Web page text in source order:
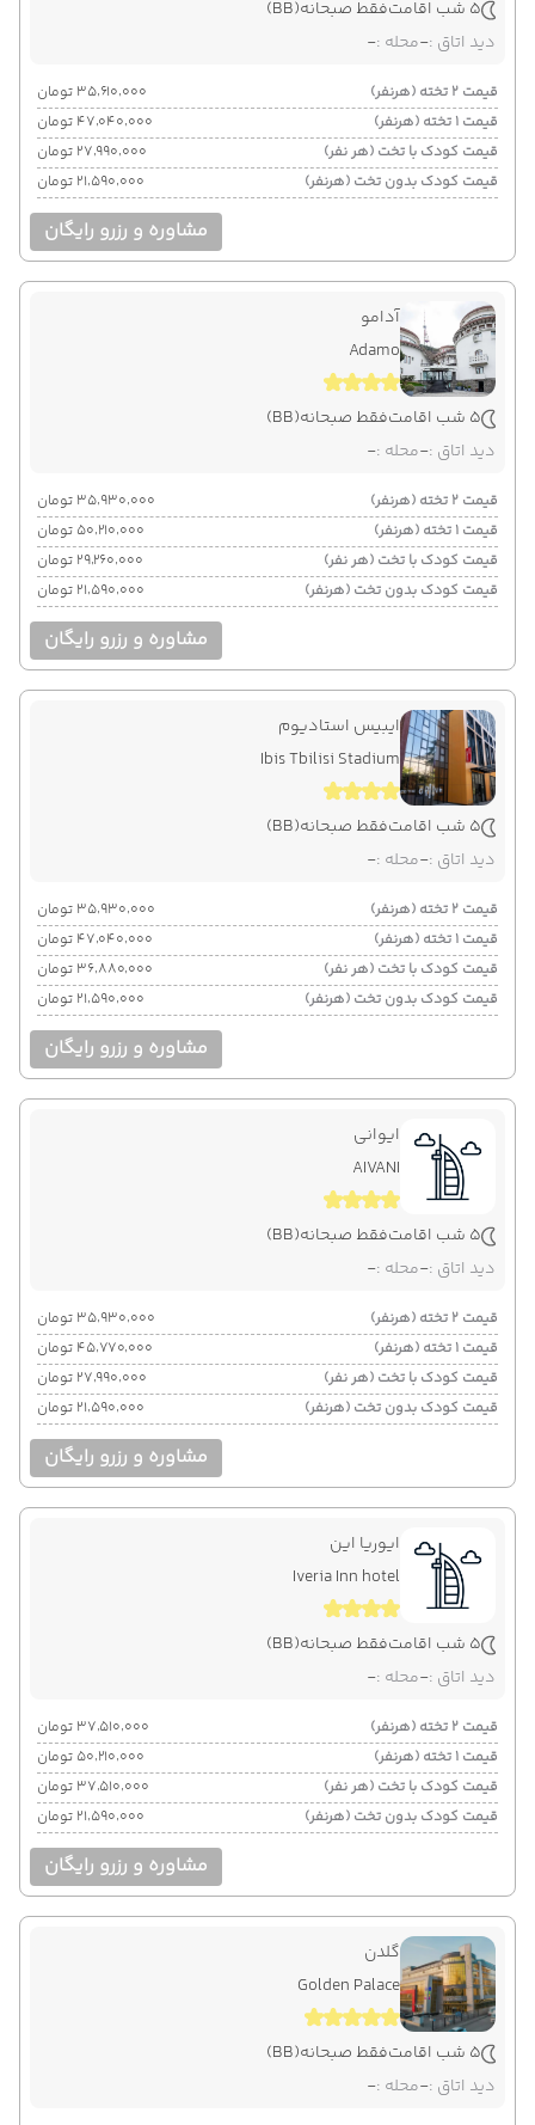
5 شب اقامت فقط صبحانه(BB)
دید اتاق :-محله :-
قیمت 2 تخته (هرنفر)
۳۵٬۶۱۰٬۰۰۰ تومان
قیمت 1 تخته (هرنفر)
۴۷٬۰۴۰٬۰۰۰ تومان
قیمت کودک با تخت (هر نفر)
۲۷٬۹۹۰٬۰۰۰ تومان
قیمت کودک بدون تخت (هرنفر)
۲۱٬۵۹۰٬۰۰۰ تومان
مشاوره و رزرو رایگان
آدامو
Adamo
5 شب اقامت فقط صبحانه(BB)
دید اتاق :-محله :-
قیمت 2 تخته (هرنفر)
۳۵٬۹۳۰٬۰۰۰ تومان
قیمت 1 تخته (هرنفر)
۵۰٬۲۱۰٬۰۰۰ تومان
قیمت کودک با تخت (هر نفر)
۲۹٬۲۶۰٬۰۰۰ تومان
قیمت کودک بدون تخت (هرنفر)
۲۱٬۵۹۰٬۰۰۰ تومان
مشاوره و رزرو رایگان
ایبیس استادیوم
Ibis Tbilisi Stadium
5 شب اقامت فقط صبحانه(BB)
دید اتاق :-محله :-
قیمت 2 تخته (هرنفر)
۳۵٬۹۳۰٬۰۰۰ تومان
قیمت 1 تخته (هرنفر)
۴۷٬۰۴۰٬۰۰۰ تومان
قیمت کودک با تخت (هر نفر)
۳۶٬۸۸۰٬۰۰۰ تومان
قیمت کودک بدون تخت (هرنفر)
۲۱٬۵۹۰٬۰۰۰ تومان
مشاوره و رزرو رایگان
ایوانی
AIVANI
5 شب اقامت فقط صبحانه(BB)
دید اتاق :-محله :-
قیمت 2 تخته (هرنفر)
۳۵٬۹۳۰٬۰۰۰ تومان
قیمت 1 تخته (هرنفر)
۴۵٬۷۷۰٬۰۰۰ تومان
قیمت کودک با تخت (هر نفر)
۲۷٬۹۹۰٬۰۰۰ تومان
قیمت کودک بدون تخت (هرنفر)
۲۱٬۵۹۰٬۰۰۰ تومان
مشاوره و رزرو رایگان
ایوریا این
Iveria Inn hotel
5 شب اقامت فقط صبحانه(BB)
دید اتاق :-محله :-
قیمت 2 تخته (هرنفر)
۳۷٬۵۱۰٬۰۰۰ تومان
قیمت 1 تخته (هرنفر)
۵۰٬۲۱۰٬۰۰۰ تومان
قیمت کودک با تخت (هر نفر)
۳۷٬۵۱۰٬۰۰۰ تومان
قیمت کودک بدون تخت (هرنفر)
۲۱٬۵۹۰٬۰۰۰ تومان
مشاوره و رزرو رایگان
گلدن
Golden Palace
5 شب اقامت فقط صبحانه(BB)
دید اتاق :-محله :-